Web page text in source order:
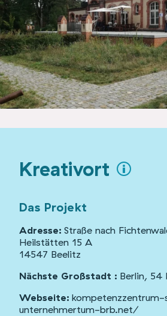
Kreativort
Das Projekt
Adresse: Straße nach
Heilstätten 15 A
14547 Beelitz
Nächste Großstadt : Berlin, 54
Webseite: kompetenzzentrum-
unternehmertum-brb.net/